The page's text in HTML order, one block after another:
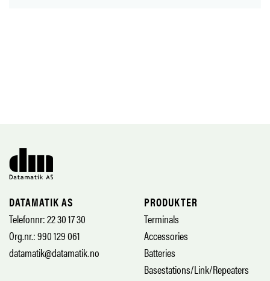
DATAMATIK AS
Telefonnr: 22 30 17 30
Org.nr.: 990 129 061
datamatik@datamatik.no
PRODUKTER
Terminals
Accessories
Batteries
Basestations/Link/Repeaters